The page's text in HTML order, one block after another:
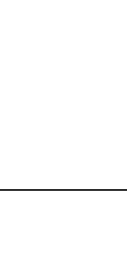
- Softcover